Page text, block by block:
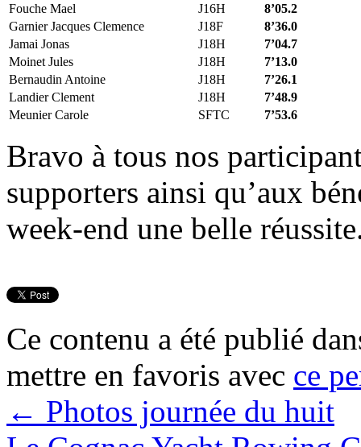
Fouche Mael
J16H
8’05.2
Garnier Jacques Clemence
J18F
8’36.0
Jamai Jonas
J18H
7’04.7
Moinet Jules
J18H
7’13.0
Bernaudin Antoine
J18H
7’26.1
Landier Clement
J18H
7’48.9
Meunier Carole
SFTC 7’53.6
Bravo à tous nos
supporters ainsi qu’aux
week-end une belle
Ce contenu a été publié
mettre en favoris avec ce
← Photos journée du huit